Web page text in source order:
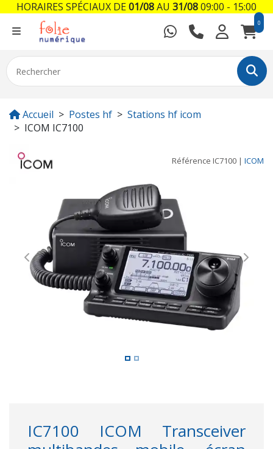
0
Accueil Postes hf
Stations hf icom
ICOM IC7100
Référence IC7100 | ICOM
Previous Next
IC7100 ICOM Transceiver
HORAIRES SPÉCIAUX DE01/08AU 31/0809:00 - 15:00